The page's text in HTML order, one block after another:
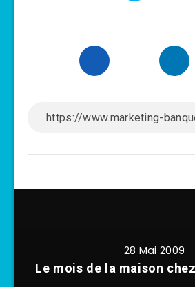
28 Mai 2009
Le mois de la maison